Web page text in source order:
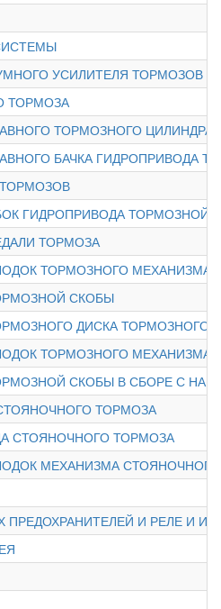
УСИЛИТЕЛЯ ТОРМОЗОВ
ТОРМОЗА
ТОРМОЗНОГО ЦИЛИНДРА
БАЧКА ГИДРОПРИВОДА
ГИДРОПРИВОДА ТОРМОЗНОЙ
ТОРМОЗА
ТОРМОЗНОГО МЕХАНИЗМА
СКОБЫ
ДИСКА ТОРМОЗНОГО
ТОРМОЗНОГО МЕХАНИЗМА
СКОБЫ В СБОРЕ С
ТОРМОЗА
СТОЯНОЧНОГО ТОРМОЗА
МЕХАНИЗМА
И РЕЛЕ И ИХ